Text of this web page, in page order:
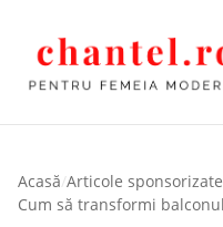
Acasă/Articole sponsorizate